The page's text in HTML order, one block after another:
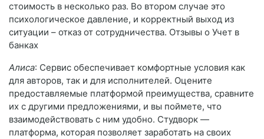
стоимость в несколько раз. Во втором случае это
психологическое давление, и корректный выход из
ситуации – отказ от сотрудничества. Отзывы о Учет в
банках
Алиса: Сервис обеспечивает комфортные условия как
для авторов, так и для исполнителей. Оцените
предоставляемые платформой преимущества, сравните
их с другими предложениями, и вы поймете, что
взаимодействовать с ним удобно. Студворк —
платформа, которая позволяет заработать на своих